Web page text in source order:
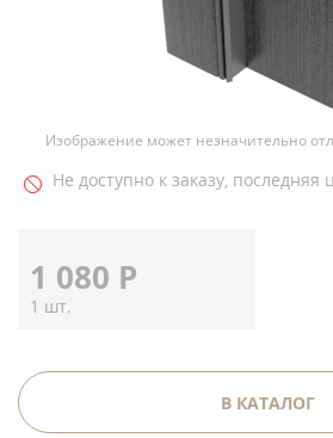
Изображение может незначительно
Не доступно к заказу,
1 080 Р
1 шт.
В КАТАЛОГ